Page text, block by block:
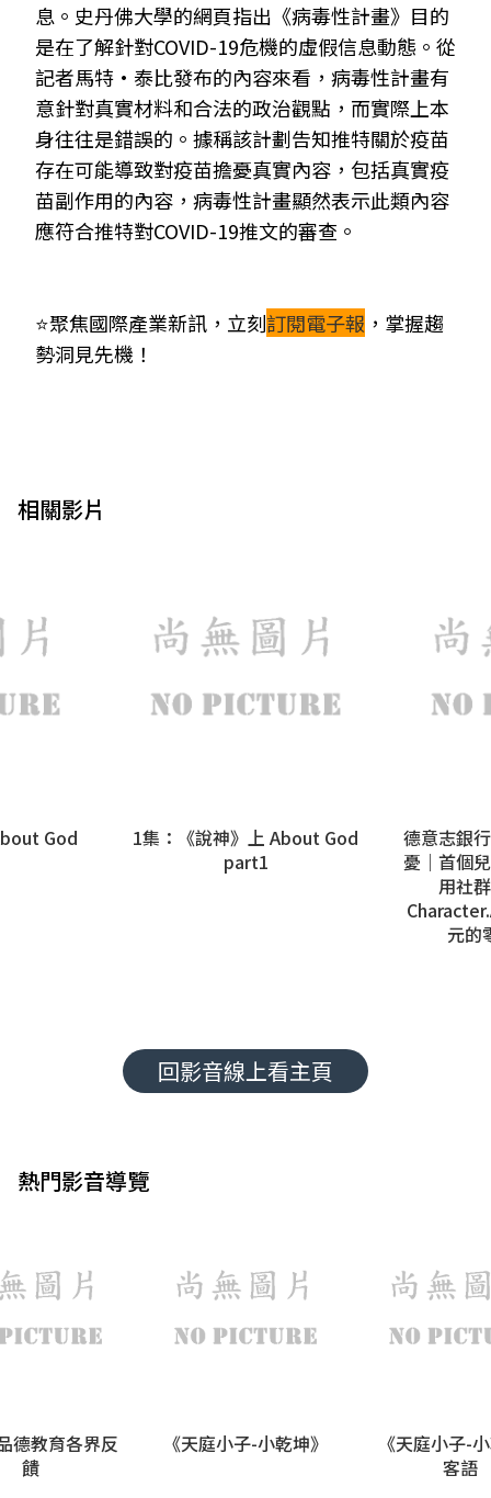
息。史丹佛大學的網頁指出《病毒性計畫》目的
是在了解針對COVID-19危機的虛假信息動態。從
記者馬特·泰比發布的內容來看，病毒性計畫有
意針對真實材料和合法的政治觀點，而實際上本
身往往是錯誤的。據稱該計劃告知推特關於疫苗
存在可能導致對疫苗擔憂真實內容，包括真實疫
苗副作用的內容，病毒性計畫顯然表示此類內容
應符合推特對COVID-19推文的審查。
⭐聚焦國際產業新訊，立刻訂閱電子報 ，掌握趨
勢洞見先機！
相關影片
God
1集：《說神》上 About God
part1
德意志銀
憂｜首個
用社
元的
回影音線上看主頁
熱門影音導覽
德教育各界反
饋
《天庭小子-小乾坤》
《天庭小子-
客語